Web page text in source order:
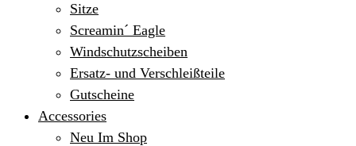
Sitze
Screamin´ Eagle
Windschutzscheiben
Ersatz- und Verschleißteile
Gutscheine
Accessories
Neu Im Shop